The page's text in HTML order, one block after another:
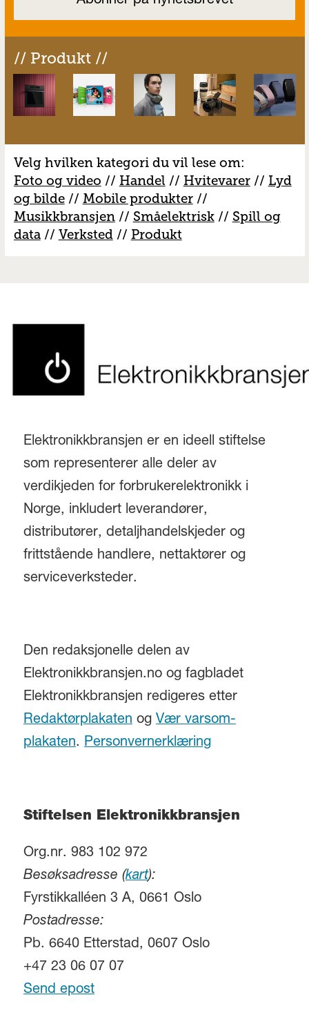
// Produkt //
Velg hvilken kategori du vil lese om:
Foto og video // Handel // Hvitevarer// Lyd
og bilde// Mobile produkter//
Musikkbransjen// Småelektrisk// Spill og
data// Verksted// Produkt
Elektronikkbransjen er en ideell stiftelse
som representerer alle deler av
verdikjeden for forbrukerelektronikk i
Norge, inkludert leverandører,
distributører, detaljhandelskjeder og
frittstående handlere, nettaktører og
serviceverksteder.
Den redaksjonelle delen av
Elektronikkbransjen.no og fagbladet
Elektronikkbransjen redigeres etter
Redaktørplakatenog Vær varsom-
plakaten. Personvernerklæring
Stiftelsen Elektronikkbransjen
Org.nr. 983 102 972
Besøksadresse (kart):
Fyrstikkalléen 3 A, 0661 Oslo
Postadresse:
Pb. 6640 Etterstad, 0607 Oslo
+47 23 06 07 07
Send epost